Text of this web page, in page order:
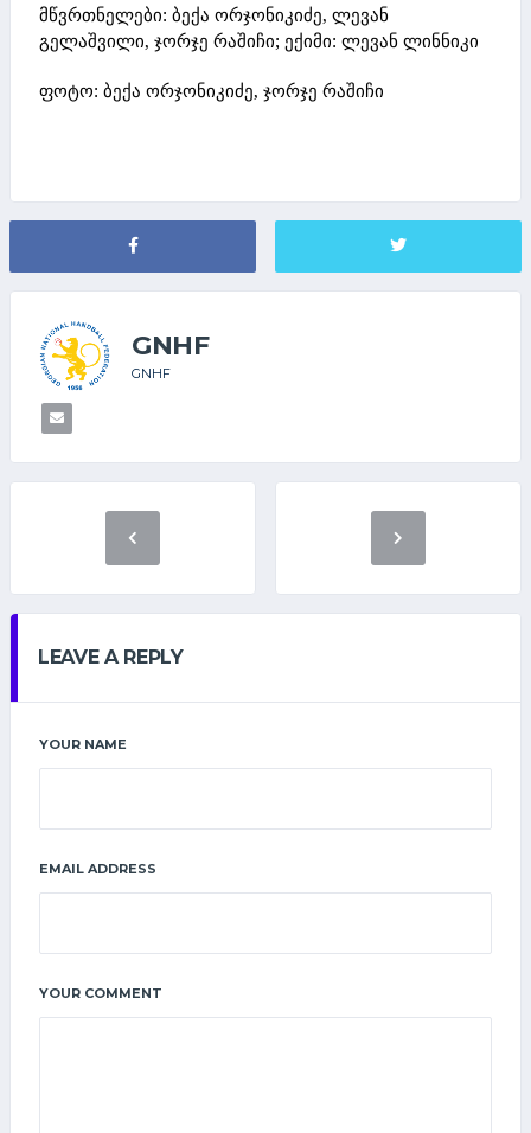
მწვრთნელები: ბექა ორჯონიკიძე, ლევან
გელაშვილი, ჯორჯე რაშიჩი; ექიმი: ლევან ლინნიკი
ფოტო: ბექა ორჯონიკიძე, ჯორჯე რაშიჩი
GNHF
GNHF
LEAVE A REPLY
YOUR NAME
EMAIL ADDRESS
YOUR COMMENT